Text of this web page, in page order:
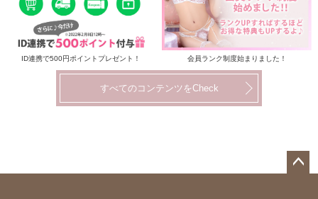
ID連携で500円ポイントプレゼント！ 会員ランク制度始まりました！
すべてのコンテンツをCheck